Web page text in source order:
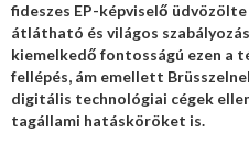
fideszes EP-képviselő
átlátható és világos
kiemelkedő fontosságú ezen a
fellépés, ám emellett
digitális technológiai cégek
tagállami hatásköröket is.